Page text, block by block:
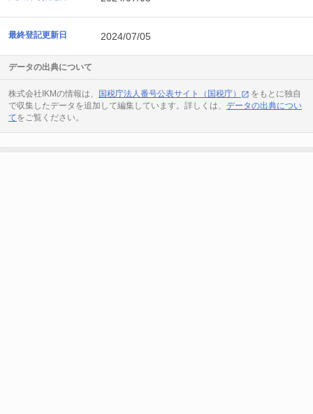
最終登記更新日 2024/07/05
データの出典について
株式会社IKMの情報は、 国税庁法人番号公表サイト（国税庁）
をもとに独自
で収集したデータを追加して編集しています。詳しくは、 データの出典につい
てをご覧ください。